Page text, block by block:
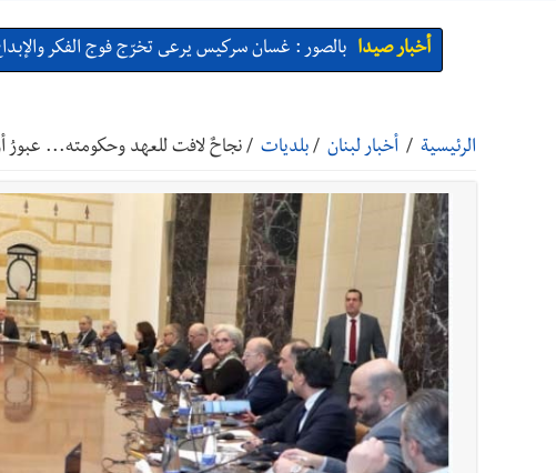
أخبار صيدا المهندس محمد زهير السعودي يستقبل المختارين
أخبار لبنان خرق إسرائيلي في زوطر الغربية وساتر ترابي قبالة آخر
أخبار لبنان
خلفيات توقيف السفير الفلسطيني السابق أشرف
أخبار لبنان
حراك ديبلوماسي للتجديد لـ اليونيفيل .. مسؤول
أخبار صيدا إصابة شاب فلسطيني بطعنات سكين في مخيم عين
أخبار صيدا بالصور : غسان سركيس يرعى تخرّج فوج الفكر
الرئيسية / أخبار لبنان / بلديات / نجاحٌ لافت للعهد وحكومته... عبورُ